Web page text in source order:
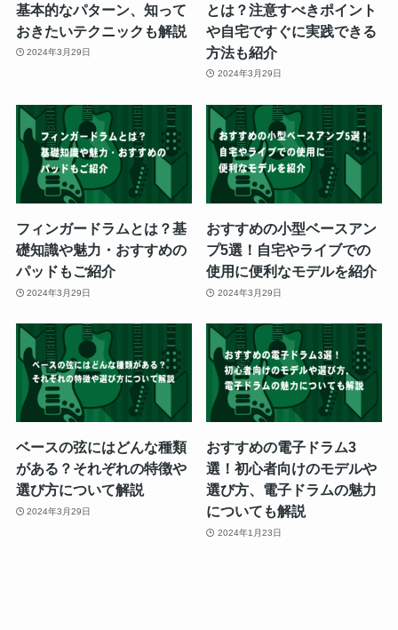
基本的なパターン、知って
おきたいテクニックも解説
2024年3月29日
とは？注意すべきポイント
や自宅ですぐに実践できる
方法も紹介
2024年3月29日
フィンガードラムとは？基
礎知識や魅力・おすすめの
パッドもご紹介
2024年3月29日
おすすめの小型ベースアン
プ5選！自宅やライブでの
使用に便利なモデルを紹介
2024年3月29日
ベースの弦にはどんな種類
がある？それぞれの特徴や
選び方について解説
2024年3月29日
おすすめの電子ドラム3
選！初心者向けのモデルや
選び方、電子ドラムの魅力
についても解説
2024年1月23日